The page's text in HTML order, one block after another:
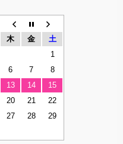
木 金
土
1
6 7
8
13 14
15
20 21
22
27 28
29